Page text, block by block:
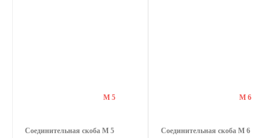
М 5
Соединительная скоба М 5
М 6
Соединительная скоба М 6